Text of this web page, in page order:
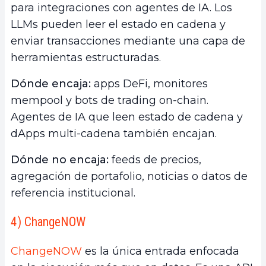
para integraciones con agentes de IA. Los
LLMs pueden leer el estado en cadena y
enviar transacciones mediante una capa de
herramientas estructuradas.
Dónde encaja: apps DeFi, monitores
mempool y bots de trading on-chain.
Agentes de IA que leen estado de cadena y
dApps multi-cadena también encajan.
Dónde no encaja: feeds de precios,
agregación de portafolio, noticias o datos de
referencia institucional.
4) ChangeNOW
ChangeNOW es la única entrada enfocada